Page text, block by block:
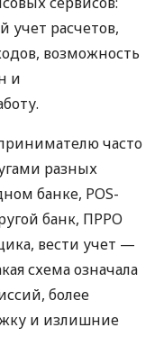
расчетов,
возможность
и
часто
разных
банке, POS-
банк, ПРРО
вести учет —
схема означала
более
и излишние